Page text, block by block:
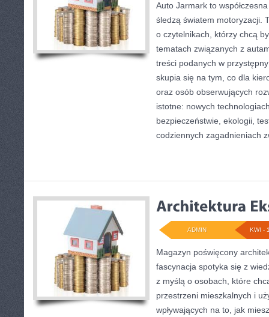
Auto Jarmark to
śledzą światem motoryzacji.
o czytelnikach, którzy chcą
tematach związanych z
treści podanych w
skupia się na tym, co dla
oraz osób obserwujących
istotne: nowych
bezpieczeństwie, ekologii,
codziennych zagadnieniach
KWI -
ADMIN
Magazyn poświęcony
fascynacja spotyka się z
z myślą o osobach, które
przestrzeni mieszkalnych i
wpływających na to, jak